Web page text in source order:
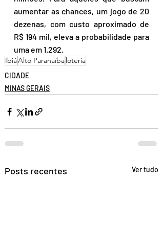
aumentar as chances, um jogo de 20
dezenas, com custo aproximado de
R$ 194 mil, eleva a probabilidade para
uma em 1.292.
IbiáAlto Paranaíbaloteria
CIDADE
MINAS GERAIS
Posts recentes Ver tudo